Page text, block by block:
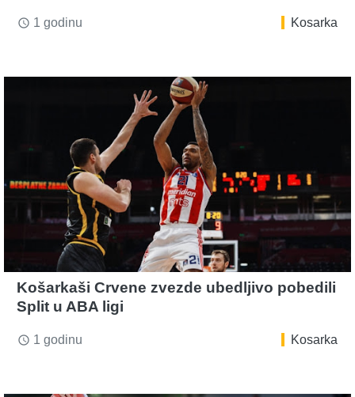
access_time 1 godinu Kosarka
Košarkaši Crvene zvezde ubedljivo pobedili
Split u ABA ligi
access_time 1 godinu Kosarka